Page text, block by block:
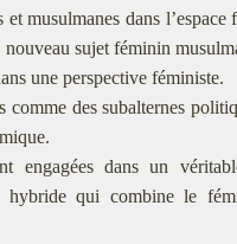
musulmanes dans l’espace
nouveau sujet féminin
une perspective féministe.
des subalternes
engagées dans un
hybride qui combine le